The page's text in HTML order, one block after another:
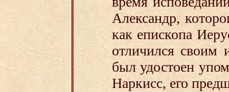
Александр,
как епископа
отличился своим
был удостоен
Наркисс, его